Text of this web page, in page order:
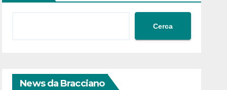
Cerca
News da Bracciano